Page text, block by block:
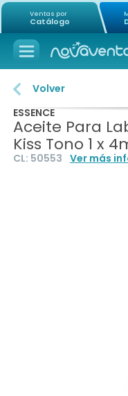
Ventas por
Catálogo
Volver
ESSENCE
Aceite Para
Kiss Tono 1 x
CL: 50553 Ver más